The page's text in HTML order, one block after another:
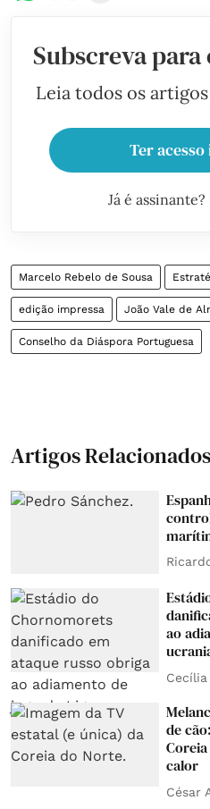
Subscreva
Leia todos os
Ter
Já é assinante?
Marcelo Rebelo de Sousa
edição impressa João Vale de
Conselho da Diáspora Portuguesa
Artigos Relacionados
ao
de
calor
César